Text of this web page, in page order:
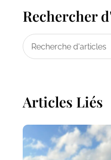
Rechercher
Articles Liés